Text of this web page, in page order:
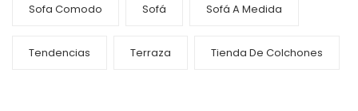
Sofa Comodo Sofá Sofá A Medida
Tendencias Terraza Tienda De Colchones